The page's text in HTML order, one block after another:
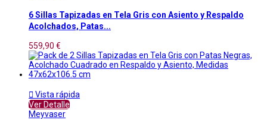
6 Sillas Tapizadas en Tela Gris con Asiento y Respaldo
Acolchados, Patas...
559,90 €
 Vista rápida
Ver Detalle
Meyvaser